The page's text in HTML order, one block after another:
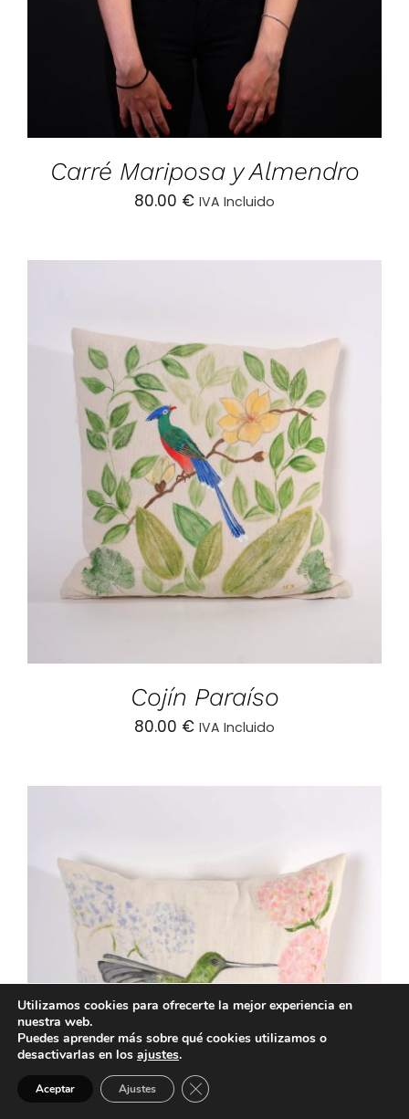
Carré Mariposa y Almendro
80.00 € IVA Incluido
AÑADIR AL CARRITO / DETALLES
Cojín Paraíso
80.00 € IVA Incluido
Utilizamos cookies para ofrecerte la mejor experiencia en
nuestra web.
Puedes aprender más sobre qué cookies utilizamos o
desactivarlas en los ajustes.
Aceptar Ajustes Cerrar el banner de cookies RGPD